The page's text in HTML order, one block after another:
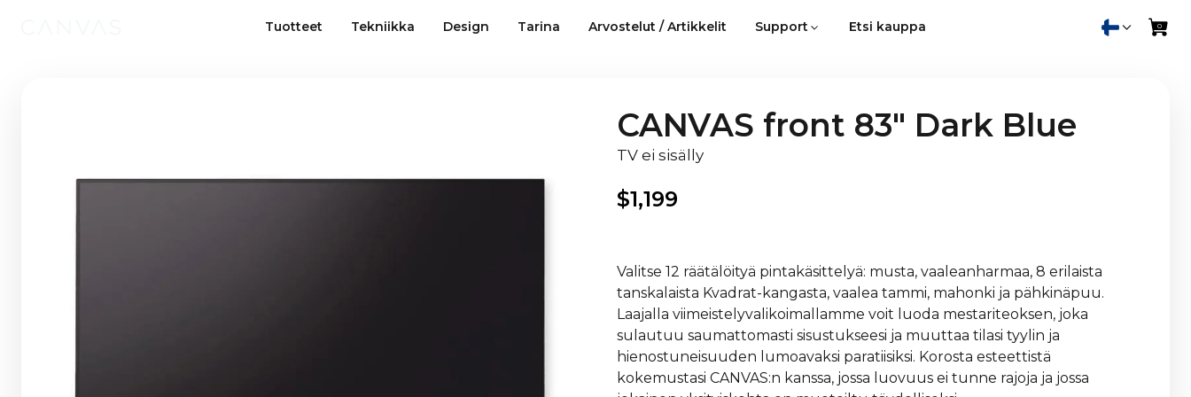
Tuotteet Tekniikka Design Tarina Arvostelut / Artikkelit Support Etsi kauppa
CANVAS front 83" Dark Blue
TV ei sisälly
$1,199
Valitse 12 räätälöityä pintakäsittelyä: musta, vaaleanharmaa, 8 erilaista
tanskalaista Kvadrat-kangasta, vaalea tammi, mahonki ja pähkinäpuu.
Laajalla viimeistelyvalikoimallamme voit luoda mestariteoksen, joka
sulautuu saumattomasti sisustukseesi ja muuttaa tilasi tyylin ja
hienostuneisuuden lumoavaksi paratiisiksi. Korosta esteettistä
kokemustasi CANVAS:n kanssa, jossa luovuus ei tunne rajoja ja jossa